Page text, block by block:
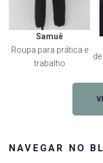
Samuê
Roupa para prática e
trabalho
NAVEGAR NO